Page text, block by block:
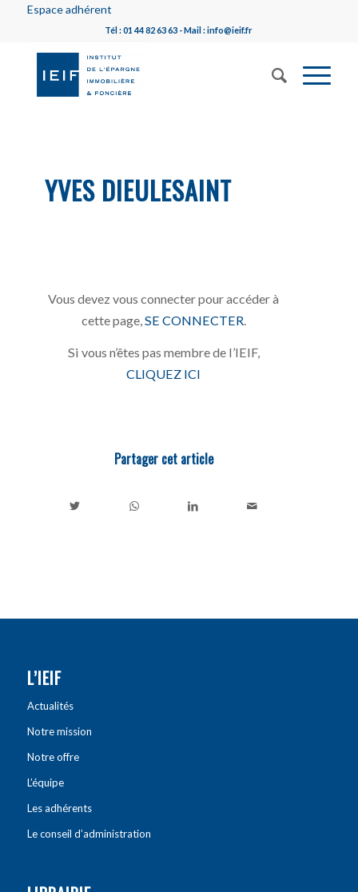
Espace adhérent
Tél : 01 44 82 63 63 - Mail : info@ieif.fr
YVES DIEULESAINT
Vous devez vous connecter pour accéder à
cette page, SE CONNECTER
Si vous n’êtes pas membre de l’IEIF,
CLIQUEZ ICI
Partager cet article
L’IEIF
Actualités
Notre mission
Notre offre
L’équipe
Les adhérents
Le conseil d’administration